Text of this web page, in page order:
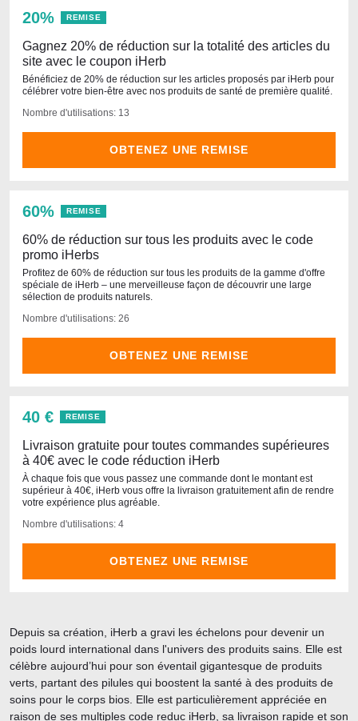
20% REMISE
Gagnez 20% de réduction sur la totalité des articles du
site avec le coupon iHerb
Bénéficiez de 20% de réduction sur les articles proposés par iHerb pour
célébrer votre bien-être avec nos produits de santé de première qualité.
Nombre d'utilisations: 13
OBTENEZ UNE REMISE
60% REMISE
60% de réduction sur tous les produits avec le code
promo iHerbs
Profitez de 60% de réduction sur tous les produits de la gamme d'offre
spéciale de iHerb – une merveilleuse façon de découvrir une large
sélection de produits naturels.
Nombre d'utilisations: 26
OBTENEZ UNE REMISE
40 € REMISE
Livraison gratuite pour toutes commandes supérieures
à 40€ avec le code réduction iHerb
À chaque fois que vous passez une commande dont le montant est
supérieur à 40€, iHerb vous offre la livraison gratuitement afin de rendre
votre expérience plus agréable.
Nombre d'utilisations: 4
OBTENEZ UNE REMISE
Depuis sa création, iHerb a gravi les échelons pour devenir un
poids lourd international dans l'univers des produits sains. Elle est
célèbre aujourd’hui pour son éventail gigantesque de produits
verts, partant des pilules qui boostent la santé à des produits de
soins pour le corps bios. Elle est particulièrement appréciée en
raison de ses multiples code reduc iHerb, sa livraison rapide et son